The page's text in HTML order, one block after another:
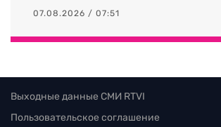
07.08.2026 / 07:51
Выходные данные СМИ RTVI
Пользовательское соглашение